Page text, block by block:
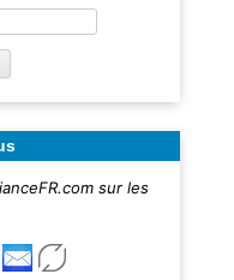
sur les